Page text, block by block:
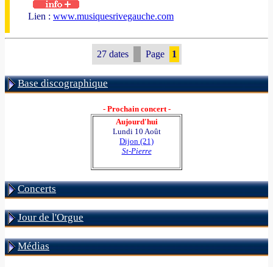
Lien : www.musiquesrivegauche.com
27 dates Page 1
Base discographique
- Prochain concert -
Aujourd'hui
Lundi 10 Août
Dijon (21)
St-Pierre
Concerts
Jour de l'Orgue
Médias